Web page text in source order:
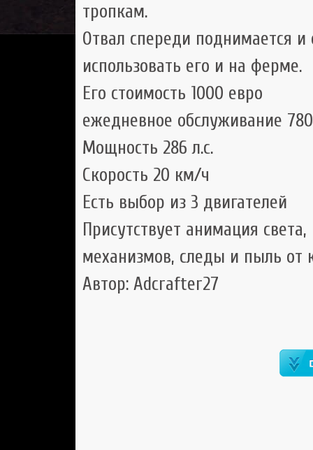
тропкам.
Отвал спереди поднимается и
использовать его и на ферме.
Его стоимость 1000 евро
ежедневное обслуживание
Мощность 286 л.с.
Скорость 20 км/ч
Есть выбор из 3 двигателей
Присутствует анимация
механизмов, следы и пыль от
Автор: Adcrafter27